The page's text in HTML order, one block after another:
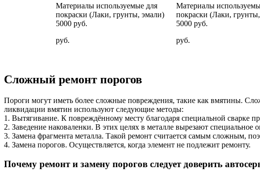
Материалы используемые для
покраски (Лаки, грунты, эмали)
5000 руб.
руб.
Материалы
покраски (Лаки,
5000 руб.
руб.
Сложный ремонт порогов
Пороги могут иметь более сложные повреждения, такие как вмятины.
ликвидации вмятин используют следующие методы:
1. Вытягивание. К повреждённому месту благодаря специальной сварке
2. Заведение наковаленки. В этих целях в металле вырезают специальное
3. Замена фрагмента металла. Такой ремонт считается самым сложным,
4. Замена порогов. Осуществляется, когда элемент не подлежит ремонту.
Почему ремонт и замену порогов следует доверить